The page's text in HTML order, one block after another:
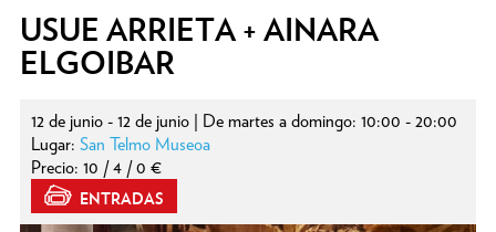
USUE ARRIETA + AINARA
ELGOIBAR
12 de junio - 12 de junio | De martes a domingo: 10:00 - 20:00
Lugar: San Telmo Museoa
Precio: 10 / 4 / 0 €
ENTRADAS